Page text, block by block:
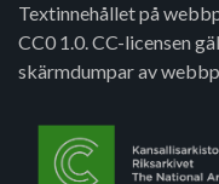
Textinnehållet på
CC0 1.0. CC-licensen
skärmdumpar av